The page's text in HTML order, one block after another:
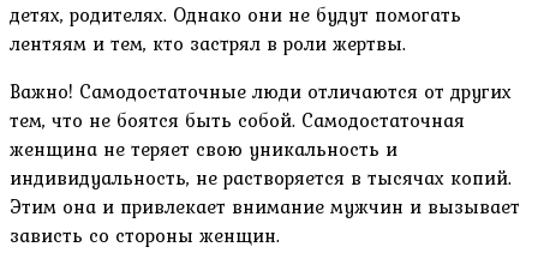
детях, родителях. Однако они не будут помогать
лентяям и тем, кто застрял в роли жертвы.
Важно! Самодостаточные люди отличаются от других
тем, что не боятся быть собой. Самодостаточная
женщина не теряет свою уникальность и
индивидуальность, не растворяется в тысячах копий.
Этим она и привлекает внимание мужчин и вызывает
зависть со стороны женщин.